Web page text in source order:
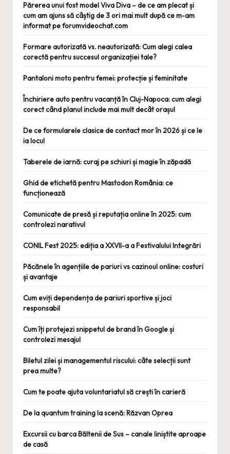
Părerea unui fost model Viva Diva – de ce am plecat și
cum am ajuns să câștig de 3 ori mai mult după ce m-am
informat pe forumvideochat.com
Formare autorizată vs. neautorizată: Cum alegi calea
corectă pentru succesul organizației tale?
Pantaloni moto pentru femei: protecție și feminitate
Închiriere auto pentru vacanță în Cluj-Napoca: cum alegi
corect când planul include mai mult decât orașul
De ce formularele clasice de contact mor în 2026 și ce le
ia locul
Taberele de iarnă: curaj pe schiuri și magie în zăpadă
Ghid de etichetă pentru Mastodon România: ce
funcționează
Comunicate de presă și reputația online în 2025: cum
controlezi narativul
CONIL Fest 2025: ediția a XXVII-a a Festivalului Integrări
Păcănele în agențiile de pariuri vs cazinoul online: costuri
și avantaje
Cum eviți dependența de pariuri sportive și joci
responsabil
Cum îți protejezi snippetul de brand în Google și
controlezi mesajul
Biletul zilei și managementul riscului: câte selecții sunt
prea multe?
Cum te poate ajuta voluntariatul să crești în carieră
De la quantum training la scenă: Răzvan Oprea
Excursii cu barca Băltenii de Sus – canale liniștite aproape
de casă